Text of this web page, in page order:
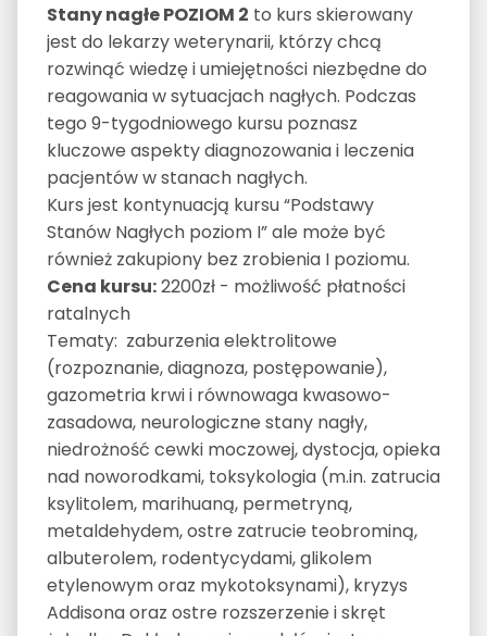
Stany nagłe POZIOM 2 to kurs skierowany
jest do lekarzy weterynarii, którzy chcą
rozwinąć wiedzę i umiejętności niezbędne do
reagowania w sytuacjach nagłych. Podczas
tego 9-tygodniowego kursu poznasz
kluczowe aspekty diagnozowania i leczenia
pacjentów w stanach nagłych.
Kurs jest kontynuacją kursu “Podstawy
Stanów Nagłych poziom I” ale może być
również zakupiony bez zrobienia I poziomu.
Cena kursu:2200zł - możliwość płatności
ratalnych
Tematy: zaburzenia elektrolitowe
(rozpoznanie, diagnoza, postępowanie),
gazometria krwi i równowaga kwasowo-
zasadowa, neurologiczne stany nagły,
niedrożność cewki moczowej, dystocja, opieka
nad noworodkami, toksykologia (m.in. zatrucia
ksylitolem, marihuaną, permetryną,
metaldehydem, ostre zatrucie teobrominą,
albuterolem, rodentycydami, glikolem
etylenowym oraz mykotoksynami), kryzys
Addisona oraz ostre rozszerzenie i skręt